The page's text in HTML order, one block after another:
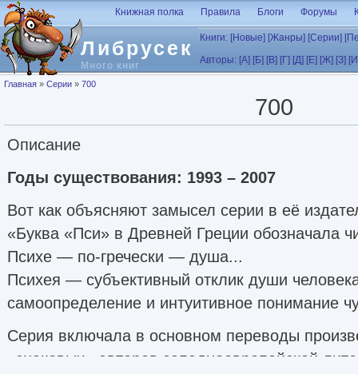
Перейти к основному содержанию
Либрусек
Много книг
Книжная полка Правила Блоги Форумы
Книги: [Новые] [Жанры] [Серии]
Авторы: [А] [Б] [В] [Г] [Д] [Е] [Ж] [З]
Вы здесь
Главная » Серии » 700
700
Описание
Годы существования: 1993 – 2007
Вот как объясняют замысел серии в её
«Буква «Пси» в Древней Греции обозначала
Психе — по-гречески — душа...
Психея — субъективный отклик души
самоопределение и интуитивное понимание
Серия включала в основном переводы
«знаковых» авторов западноевропейской